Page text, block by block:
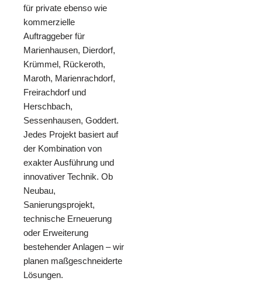
für private ebenso wie
kommerzielle
Auftraggeber für
Marienhausen, Dierdorf,
Krümmel, Rückeroth,
Maroth, Marienrachdorf,
Freirachdorf und
Herschbach,
Sessenhausen, Goddert.
Jedes Projekt basiert auf
der Kombination von
exakter Ausführung und
innovativer Technik. Ob
Neubau,
Sanierungsprojekt,
technische Erneuerung
oder Erweiterung
bestehender Anlagen – wir
planen maßgeschneiderte
Lösungen.